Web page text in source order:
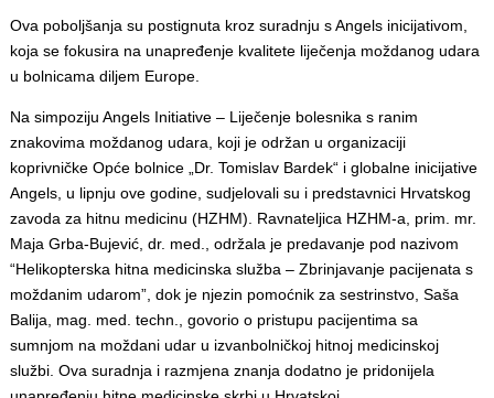
Ova poboljšanja su postignuta kroz suradnju s Angels inicijativom,
koja se fokusira na unapređenje kvalitete liječenja moždanog udara
u bolnicama diljem Europe.
Na simpoziju Angels Initiative – Liječenje bolesnika s ranim
znakovima moždanog udara, koji je održan u organizaciji
koprivničke Opće bolnice „Dr. Tomislav Bardek“ i globalne inicijative
Angels, u lipnju ove godine, sudjelovali su i predstavnici Hrvatskog
zavoda za hitnu medicinu (HZHM). Ravnateljica HZHM-a, prim. mr.
Maja Grba-Bujević, dr. med., održala je predavanje pod nazivom
“Helikopterska hitna medicinska služba – Zbrinjavanje pacijenata s
moždanim udarom”, dok je njezin pomoćnik za sestrinstvo, Saša
Balija, mag. med. techn., govorio o pristupu pacijentima sa
sumnjom na moždani udar u izvanbolničkoj hitnoj medicinskoj
službi. Ova suradnja i razmjena znanja dodatno je pridonijela